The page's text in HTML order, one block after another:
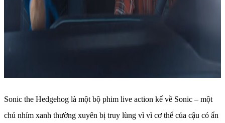
Sonic the Hedgehog là một bộ phim live action kể về Sonic – một
chú nhím xanh thường xuyên bị truy lùng vì vì cơ thể của cậu có ẩn